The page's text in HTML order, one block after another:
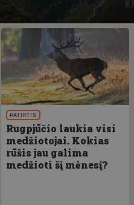
PATIRTIS
Rugpjūčio laukia visi
medžiotojai. Kokias
rūšis jau galima
medžioti šį mėnesį?